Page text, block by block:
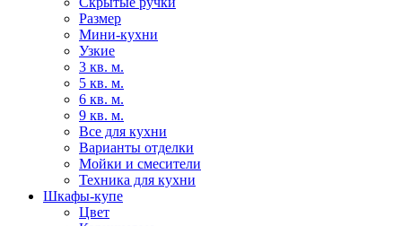
Размер
Мини-кухни
Узкие
3 кв. м.
5 кв. м.
6 кв. м.
9 кв. м.
Все для кухни
Варианты отделки
Мойки и смесители
Техника для кухни
Шкафы-купе
Цвет